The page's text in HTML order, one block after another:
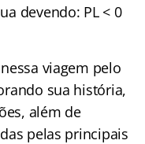
devendo: PL < 0
viagem pelo
sua história,
além de
pelas principais